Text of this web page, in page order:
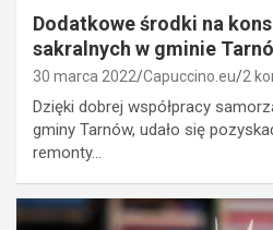
Dodatkowe środki na
sakralnych w gminie
30 marca 2022 Capuccino.eu 2
Dzięki dobrej współpracy
gminy Tarnów, udało się
remonty…